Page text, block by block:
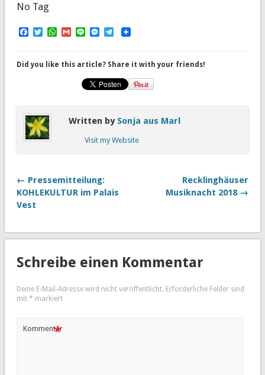
No Tag
Facebook
TwitterWhatsApp
Gmail
LineMessenger
Telegram
Did you like this article? Share it with your friends!
Written by Sonja aus Marl
Visit my Website
← Pressemitteilung:
KOHLEKULTUR im Palais
Vest
Recklinghäuser
Musiknacht 2018 →
Schreibe einen Kommentar
Deine E-Mail-Adresse wird nicht veröffentlicht. Erforderliche Felder sind
mit * markiert
Kommentar
*